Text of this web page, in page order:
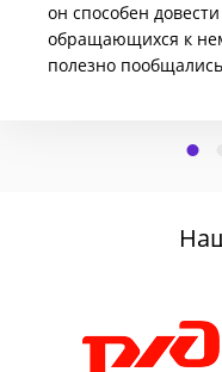
он способен
обращающихся к
полезно